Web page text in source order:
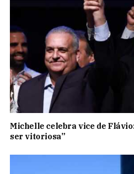
Michelle celebra vice de
ser vitoriosa”